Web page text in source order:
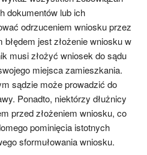
dokumentów lub ich
odrzuceniem wniosku przez
jest złożenie wniosku w
musi złożyć wniosek do sądu
miejsca zamieszkania.
sądzie może prowadzić do
Ponadto, niektórzy dłużnicy
przed złożeniem wniosku, co
pominięcia istotnych
sformułowania wniosku.